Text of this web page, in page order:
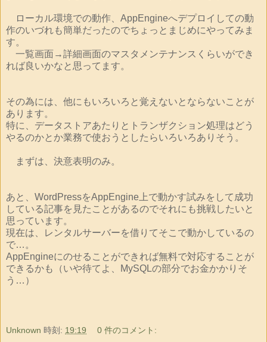
ローカル環境での動作、AppEngineへデプロイしての動
作のいづれも簡単だったのでちょっとまじめにやってみま
す。
一覧画面→詳細画面のマスタメンテナンスくらいができ
れば良いかなと思ってます。
その為には、他にもいろいろと覚えないとならないことが
あります。
特に、データストアあたりとトランザクション処理はどう
やるのかとか業務で使おうとしたらいろいろありそう。
まずは、決意表明のみ。
あと、WordPressをAppEngine上で動かす試みをして成功
している記事を見たことがあるのでそれにも挑戦したいと
思っています。
現在は、レンタルサーバーを借りてそこで動かしているの
で…。
AppEngineにのせることができれば無料で対応することが
できるかも（いや待てよ、MySQLの部分でお金かかりそ
う…）
Unknown 時刻: 19:19 0 件のコメント: